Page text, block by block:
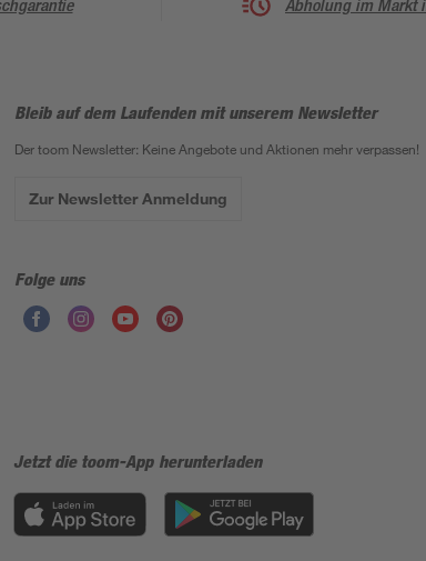
Abholung im Markt
Bleib auf dem Laufenden mit unserem Newsletter
Der toom Newsletter: Keine Angebote und Aktionen mehr verpassen!
Zur Newsletter Anmeldung
Folge uns
Jetzt die toom-App herunterladen